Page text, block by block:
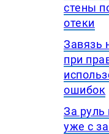
стены
отеки
Завязь
при
ошибок
За руль
уже с